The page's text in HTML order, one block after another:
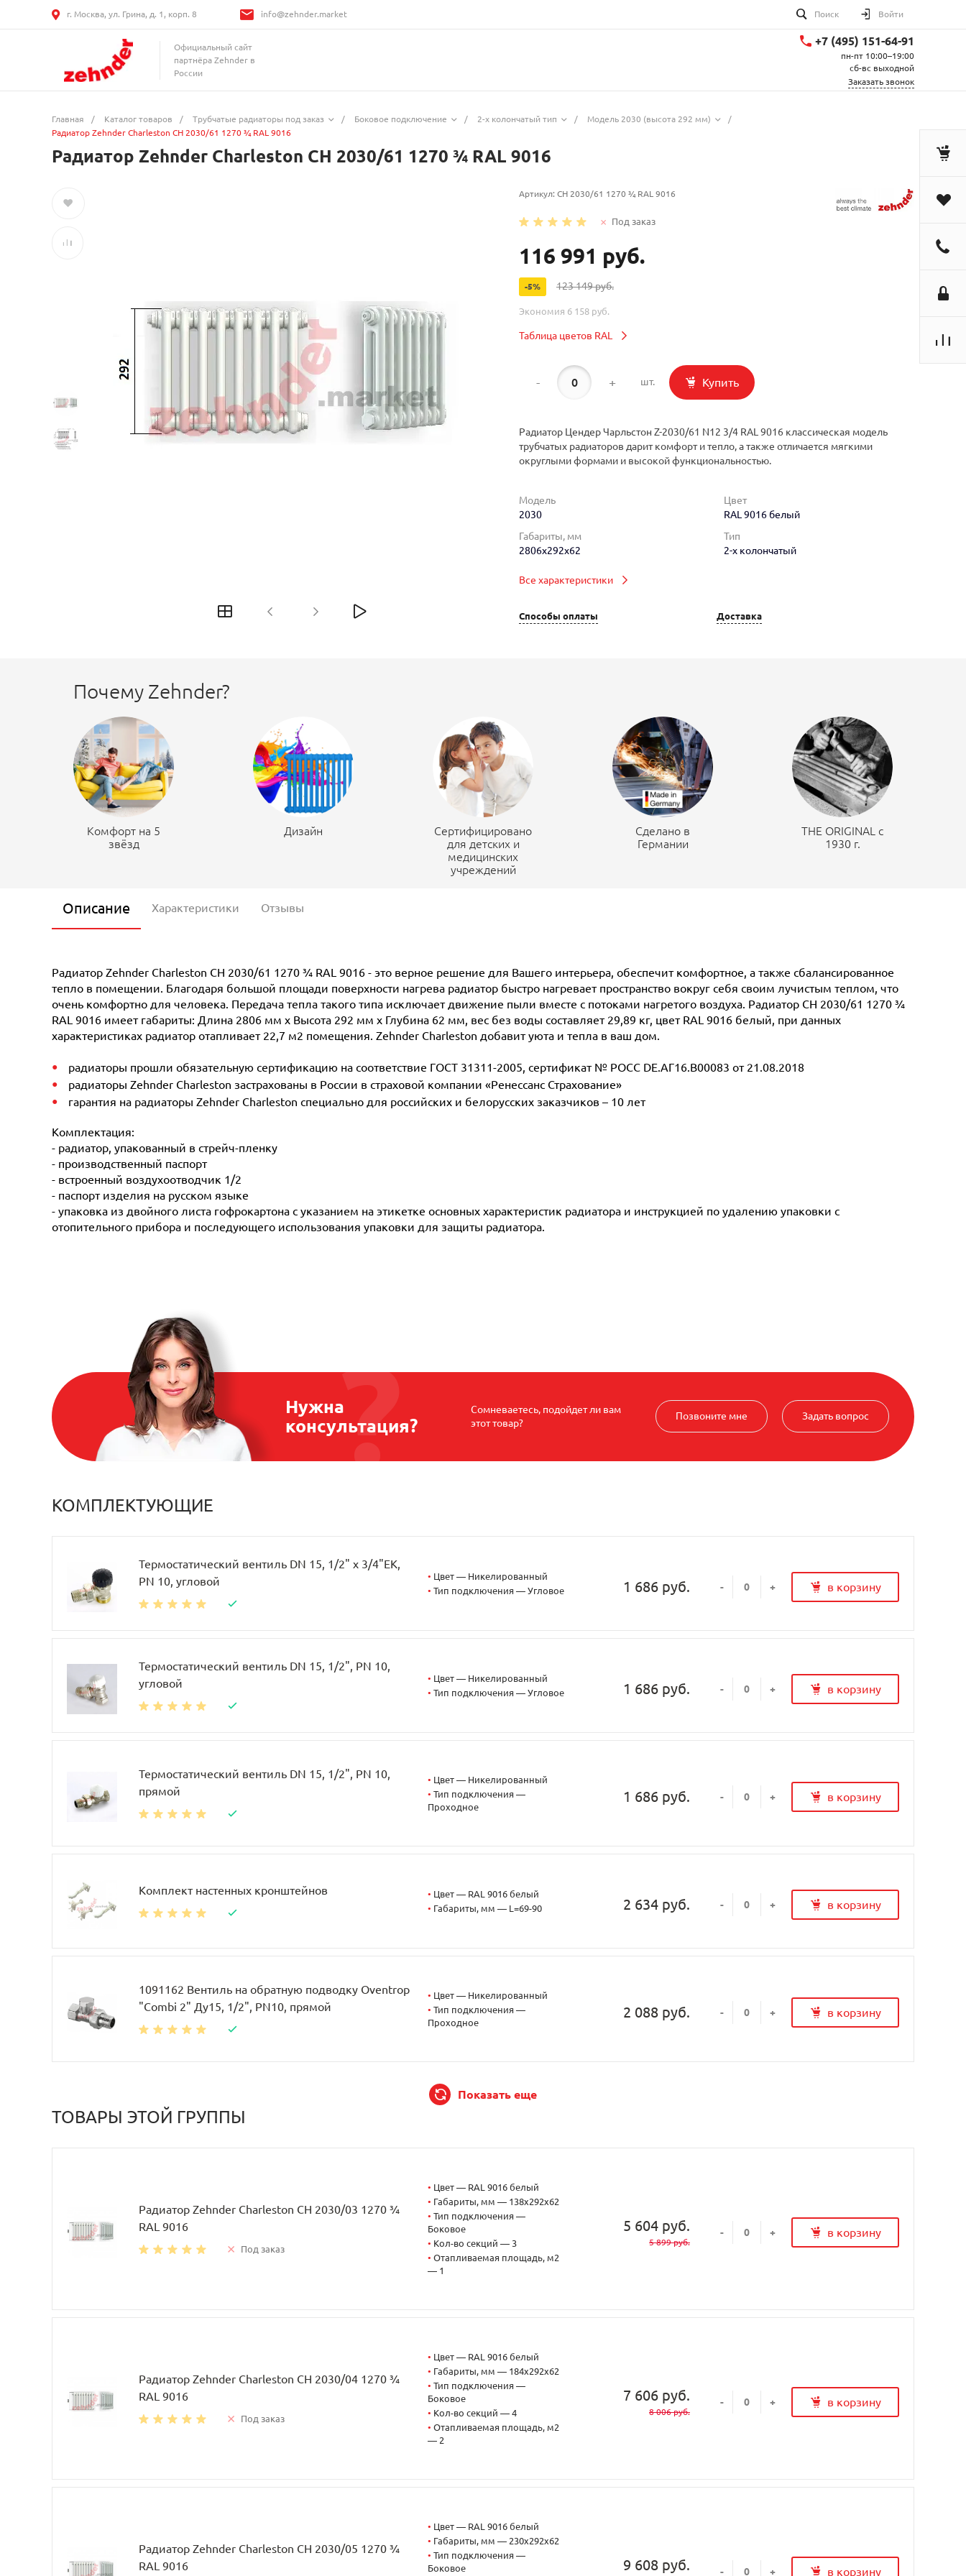
г. Москва, ул. Грина, д. 1, корп. 8 info@zehnder.market Поиск Войти
Официальный сайт
партнёра Zehnder в
России
+7 (495) 151-64-91
пн-пт 10:00–19:00
сб-вс выходной
Заказать звонок
Главная / Каталог товаров / Трубчатые радиаторы под заказ / Боковое подключение / 2-х колончатый тип / Модель 2030 (высота 292 мм)
/
Радиатор Zehnder Charleston CH 2030/61 1270 ¾ RAL 9016
Радиатор Zehnder Charleston CH 2030/61 1270 ¾ RAL 9016
Артикул: CH 2030/61 1270 ¾ RAL 9016
Под заказ
116 991 руб.
-5% 123 149 руб.
Экономия 6 158 руб.
Таблица цветов RAL
- + шт. Купить
Радиатор Цендер Чарльстон Z-2030/61 N12 3/4 RAL 9016 классическая модель
трубчатых радиаторов дарит комфорт и тепло, а также отличается мягкими
округлыми формами и высокой функциональностью.
Модель
2030
Цвет
RAL 9016 белый
Габариты, мм
2806x292x62
Тип
2-х колончатый
Все характеристики
Способы оплаты Доставка
Почему Zehnder?
Комфорт на 5
звёзд
Дизайн
Сертифицировано
для детских и
медицинских
учреждений
Сделано в
Германии
THE ORIGINAL c
1930 г.
Описание Характеристики Отзывы
Радиатор Zehnder Charleston CH 2030/61 1270 ¾ RAL 9016 - это верное решение для Вашего интерьера, обеспечит комфортное, а также сбалансированное
тепло в помещении. Благодаря большой площади поверхности нагрева радиатор быстро нагревает пространство вокруг себя своим лучистым теплом, что
очень комфортно для человека. Передача тепла такого типа исключает движение пыли вместе с потоками нагретого воздуха. Радиатор CH 2030/61 1270 ¾
RAL 9016 имеет габариты: Длина 2806 мм х Высота 292 мм х Глубина 62 мм, вес без воды составляет 29,89 кг, цвет RAL 9016 белый, при данных
характеристиках радиатор отапливает 22,7 м2 помещения. Zehnder Charleston добавит уюта и тепла в ваш дом.
радиаторы прошли обязательную сертификацию на соответствие ГОСТ 31311-2005, сертификат № POCC DE.АГ16.В00083 от 21.08.2018
радиаторы Zehnder Charleston застрахованы в России в страховой компании «Ренессанс Страхование»
гарантия на радиаторы Zehnder Charleston специально для российских и белорусских заказчиков – 10 лет
Комплектация:
- радиатор, упакованный в стрейч-пленку
- производственный паспорт
- встроенный воздухоотводчик 1/2
- паспорт изделия на русском языке
- упаковка из двойного листа гофрокартона с указанием на этикетке основных характеристик радиатора и инструкцией по удалению упаковки с
отопительного прибора и последующего использования упаковки для защиты радиатора.
Нужна
консультация?
Сомневаетесь, подойдет ли вам
этот товар?
Позвоните мне Задать вопрос
КОМПЛЕКТУЮЩИЕ
Термостатический вентиль DN 15, 1/2" х 3/4"EK,
PN 10, угловой
• Цвет — Никелированный
• Тип подключения — Угловое 1 686 руб. - + в корзину
Термостатический вентиль DN 15, 1/2", PN 10,
угловой
• Цвет — Никелированный
• Тип подключения — Угловое 1 686 руб. - + в корзину
Термостатический вентиль DN 15, 1/2", PN 10,
прямой
• Цвет — Никелированный
• Тип подключения —
Проходное
1 686 руб. - + в корзину
Комплект настенных кронштейнов • Цвет — RAL 9016 белый
• Габариты, мм — L=69-90 2 634 руб. - + в корзину
1091162 Вентиль на обратную подводку Oventrop
"Combi 2" Ду15, 1/2", PN10, прямой
• Цвет — Никелированный
• Тип подключения —
Проходное
2 088 руб. - + в корзину
Показать еще
ТОВАРЫ ЭТОЙ ГРУППЫ
Радиатор Zehnder Charleston CH 2030/03 1270 ¾
RAL 9016
Под заказ
• Цвет — RAL 9016 белый
• Габариты, мм — 138x292x62
• Тип подключения —
Боковое
• Кол-во секций — 3
• Отапливаемая площадь, м2
— 1
5 604 руб.
5 899 руб.
- + в корзину
Радиатор Zehnder Charleston CH 2030/04 1270 ¾
RAL 9016
Под заказ
• Цвет — RAL 9016 белый
• Габариты, мм — 184x292x62
• Тип подключения —
Боковое
• Кол-во секций — 4
• Отапливаемая площадь, м2
— 2
7 606 руб.
8 006 руб.
- + в корзину
Радиатор Zehnder Charleston CH 2030/05 1270 ¾
RAL 9016
• Цвет — RAL 9016 белый
• Габариты, мм — 230x292x62
• Тип подключения —
Боковое
9 608 руб. - + в корзину